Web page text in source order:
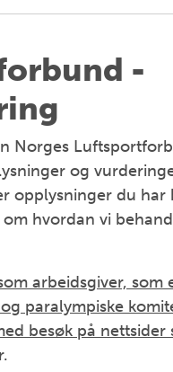
-
Norges
og
opplysninger du har
hvordan vi
arbeidsgiver, som
paralympiske
besøk på nettsider